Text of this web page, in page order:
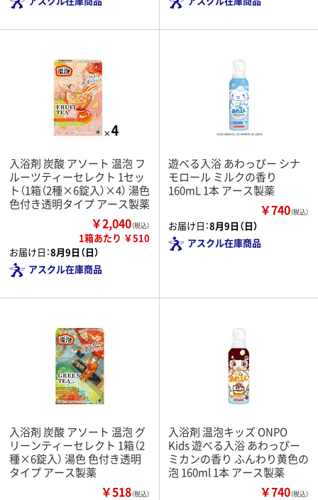
入浴剤 炭酸 アソート 温泡 フ
ルーツティーセレクト 1セッ
ト（1箱（2種×6錠入）×4） 湯色
色付き透明タイプ アース製薬
￥2,040（税込）
1箱あたり ￥510
お届け日：8月9日（日）
アスクル在庫商品
遊べる入浴 あわっぴー シナ
モロール ミルクの香り
160mL 1本 アース製薬
￥740（税込）
お届け日：8月9日（日）
アスクル在庫商品
入浴剤 炭酸 アソート 温泡 グ
リーンティーセレクト 1箱（2
種×6錠入） 湯色 色付き透明
タイプ アース製薬
￥518（税込）
入浴剤 温泡キッズ ONPO
Kids 遊べる入浴 あわっぴー
ミカンの香り ふんわり黄色の
泡 160ml 1本 アース製薬
￥740（税込）